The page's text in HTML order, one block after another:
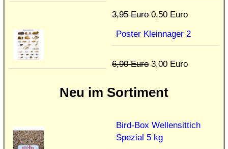
3,95 Euro 0,50 Euro
Poster Kleinnager 2
6,90 Euro 3,00 Euro
Neu im Sortiment
Bird-Box Wellensittich
Spezial 5 kg